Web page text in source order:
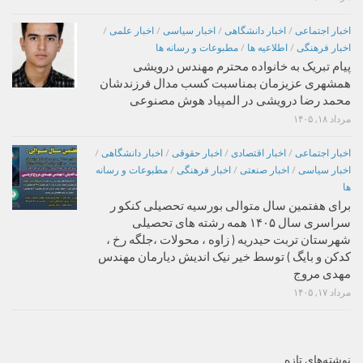
اخبار اجتماعی / اخبار دانشگاهی / اخبار سیاسی / اخبار علمی /
اخبار فرهنگی / اطلاعیه ها / مطبوعات و رسانه ها
پیام تبریک به خانواده محترم مهندس درویشی
همشهری عزیزمان بمناسبت کسب مدال فرزندشان
محمد رضا درویشی در المپیاد هوش مصنوعی
مرداد ۱۸, ۱۴۰۵
اخبار اجتماعی / اخبار اقتصادی / اخبار حقوقی / اخبار دانشگاهی /
اخبار سیاسی / اخبار صنعتی / اخبار فرهنگی / مطبوعات و رسانه
ها
برای هفتمین سال متوالی بورسیه تحصیلی کنکو ر
سراسری سال ۱۴۰۵ همه رشته های تحصیلی
شهرستان تربت حیدریه ( زاوه ، محولات ،جلگه رخ ،
کدکن و بایگ ) توسط خیر نیک اندیش دیارمان مهندس
مهدی مروج
مرداد ۱۷, ۱۴۰۵
نوشته‌های تازه